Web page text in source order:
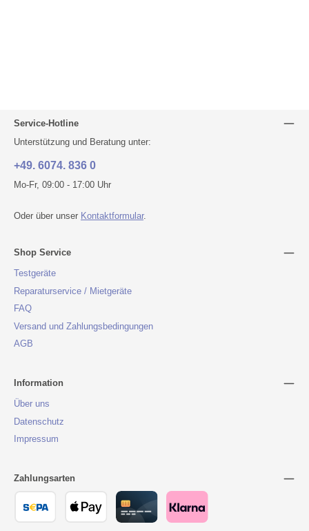
Service-Hotline
Unterstützung und Beratung unter:
+49. 6074. 836 0
Mo-Fr, 09:00 - 17:00 Uhr
Oder über unser Kontaktformular.
Shop Service
Testgeräte
Reparaturservice / Mietgeräte
FAQ
Versand und Zahlungsbedingungen
AGB
Information
Über uns
Datenschutz
Impressum
Zahlungsarten